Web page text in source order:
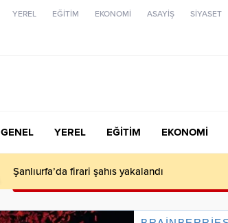
YEREL EĞİTİM EKONOMİ ASAYİŞ SİYASET
GENEL YEREL EĞİTİM EKONOMİ
Şanlıurfa’da firari şahıs yakalandı